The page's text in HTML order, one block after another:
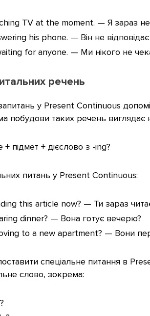
TV at the moment. — Я зараз
his phone. — Він не
for anyone. — Ми нікого не
речень
у Present Continuous
побудови таких речень виглядає
підмет + дієслово з -ing?
питань у Present Continuous:
this article now? — Ти зараз
dinner? — Вона готує вечерю?
to a new apartment? — Вони
спеціальне питання в
слово, зокрема: